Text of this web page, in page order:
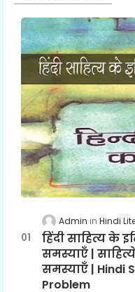
Admin Hindi
हिंदी साहित्य के
समस्याएँ |
समस्याएँ | Hindi
Problem